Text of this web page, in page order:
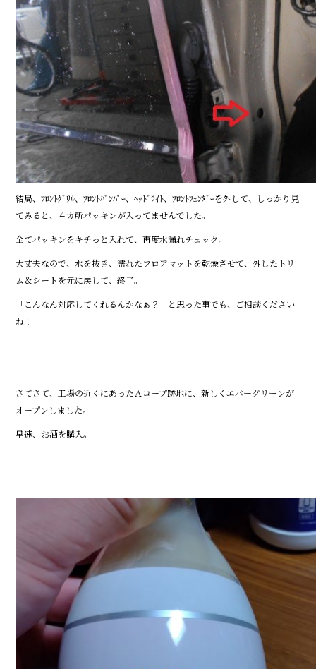
結局、ﾌﾛﾝﾄｸﾞﾘﾙ、ﾌﾛﾝﾄﾊﾞﾝﾊﾟｰ、ﾍｯﾄﾞﾗｲﾄ、ﾌﾛﾝﾄﾌｪﾝﾀﾞｰを外して、しっかり見
てみると、４カ所パッキンが入ってませんでした。
全てパッキンをキチっと入れて、再度水漏れチェック。
大丈夫なので、水を抜き、濡れたフロアマットを乾燥させて、外したトリ
ム＆シートを元に戻して、終了。
「こんなん対応してくれるんかなぁ？」と思った事でも、ご相談ください
ね！
さてさて、工場の近くにあったＡコープ跡地に、新しくエバーグリーンが
オープンしました。
早速、お酒を購入。